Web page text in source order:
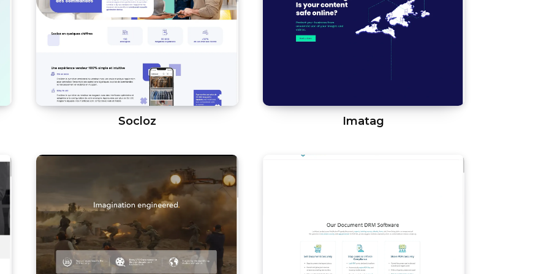
Socloz Imatag